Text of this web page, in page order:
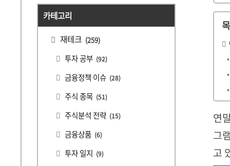
카테고리
재테크 (259)
투자 공부 (92)
금융정책 이슈 (28)
주식 종목 (51)
주식분석 전략 (15)
금융상품 (6)
투자 일지 (9)
연
그
고